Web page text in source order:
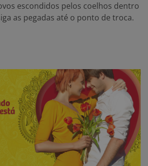
escondidos pelos coelhos dentro
as pegadas até o ponto de troca.